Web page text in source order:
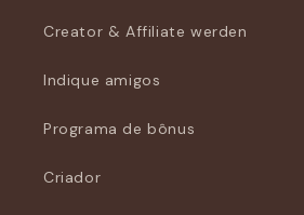
Creator & Affiliate werden
Indique amigos
Programa de bônus
Criador